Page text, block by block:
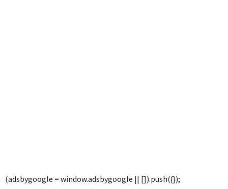
(adsbygoogle = window.adsbygoogle || []).push({});